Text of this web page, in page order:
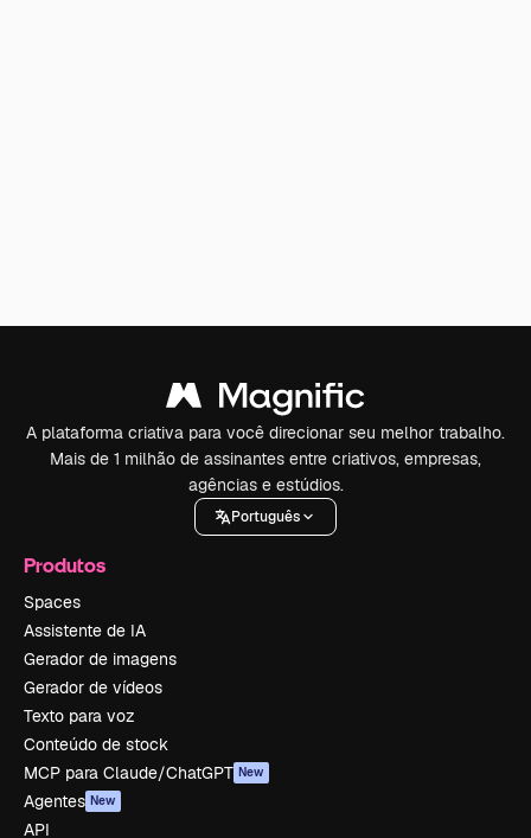
A plataforma criativa para você direcionar seu melhor trabalho.
Mais de 1 milhão de assinantes entre criativos, empresas,
agências e estúdios.
Português
Produtos
Spaces
Assistente de IA
Gerador de imagens
Gerador de vídeos
Texto para voz
Conteúdo de stock
MCP para Claude/ChatGPT New
Agentes New
API